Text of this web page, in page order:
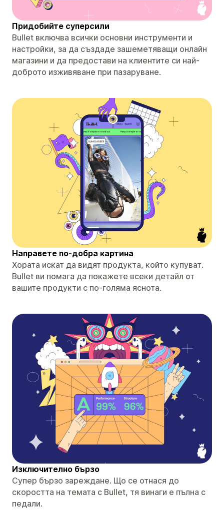
Придобийте суперсили
Bullet включва всички основни инструменти и
настройки, за да създаде зашеметяващи онлайн
магазини и да предостави на клиентите си най-
доброто изживяване при пазаруване.
Направете по-добра картина
Хората искат да видят продукта, който купуват.
Bullet ви помага да покажете всеки детайл от
вашите продукти с по-голяма яснота.
Изключително бързо
Супер бързо зареждане. Що се отнася до
скоростта на темата с Bullet, тя винаги е пълна с
педали.